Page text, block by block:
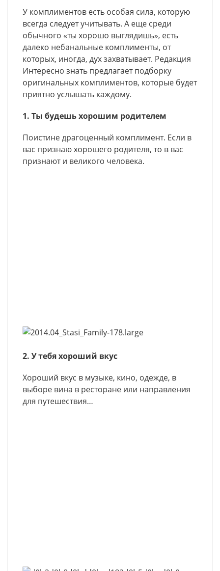
У комплиментов есть особая сила, которую
всегда следует учитывать. А еще среди
обычного «ты хорошо выглядишь», есть
далеко небанальные комплименты, от
которых, иногда, дух захватывает. Редакция
Интересно знать предлагает подборку
оригинальных комплиментов, которые будет
приятно услышать каждому.
1. Ты будешь хорошим родителем
Поистине драгоценный комплимент. Если в
вас признаю хорошего родителя, то в вас
признают и великого человека.
2. У тебя хороший вкус
Хороший вкус в музыке, кино, одежде, в
выборе вина в ресторане или направления
для путешествия…